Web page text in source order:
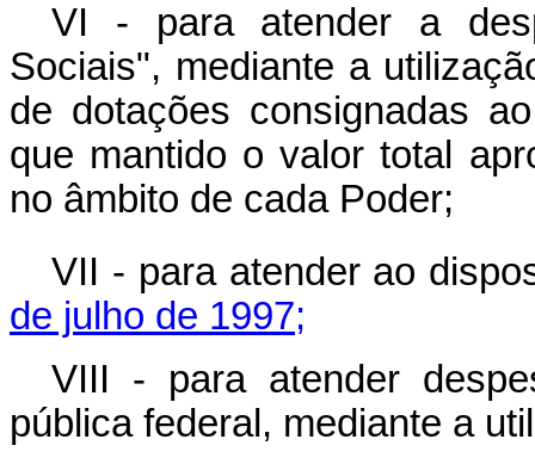
VI - para atender a
Sociais", mediante a
de dotações consignadas
que mantido o valor total
no âmbito de cada Poder;
VII - para atender ao
de julho de 1997;
VIII - para atender
pública federal, mediante a